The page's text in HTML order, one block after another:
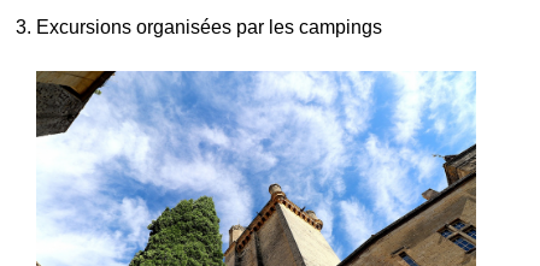
Excursions organisées par les campings